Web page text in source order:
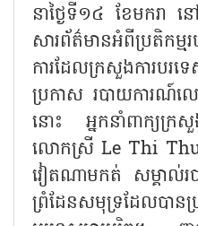
នាថ្ងៃទី១៤ ខែមករា
សារព័ត៌មានអំពីប្រតិកម្
ការដែលក្រសួងការបរទ
ប្រកាស របាយការណ៍ល
នោះ អ្នកនាំពាក្យក្រ
លោកស្រី Le Thi Thu
វៀតណាមកត់ សម្គាល់
ព្រំដែនសមុទ្រដែលបាន